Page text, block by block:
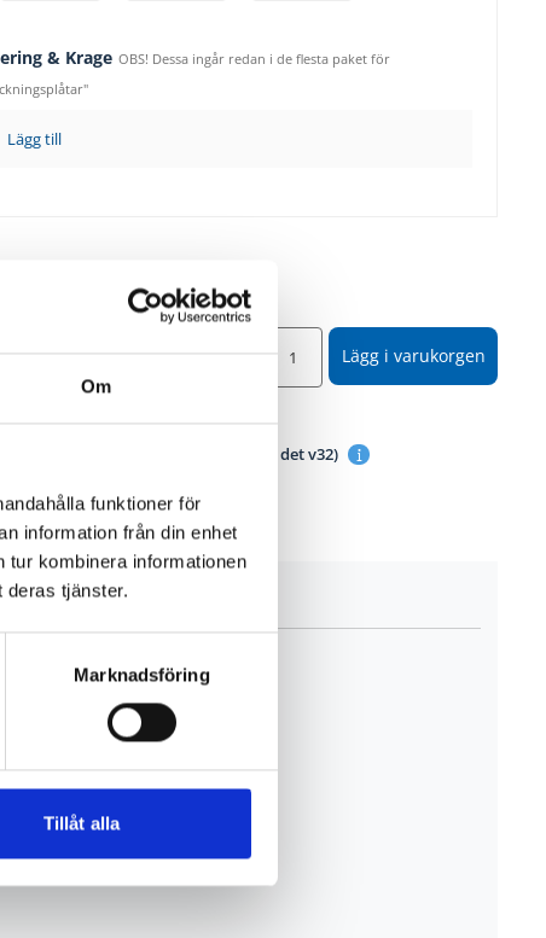
Om
funktioner för
information från din enhet
kombinera informationen
deras tjänster.
Marknadsföring
Tillåt alla
& Krage OBS! Dessa ingår redan i de flesta paket för
Lägg till
Lägg i varukorgen
SEK
1 581,10
i lager
v32 (Idag är det v32)